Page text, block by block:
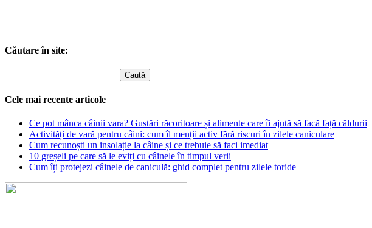
Căutare în site:
Cele mai recente articole
Ce pot mânca câinii vara? Gustări răcoritoare și alimente care îi ajută să facă față căldurii
Activități de vară pentru câini: cum îl menții activ fără riscuri în zilele caniculare
Cum recunoști un insolație la câine și ce trebuie să faci imediat
10 greșeli pe care să le eviți cu câinele în timpul verii
Cum îți protejezi câinele de caniculă: ghid complet pentru zilele toride